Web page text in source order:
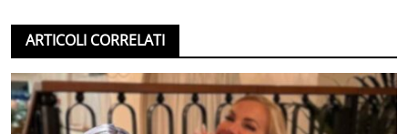
ARTICOLI CORRELATI